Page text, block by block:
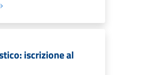
iscrizione al